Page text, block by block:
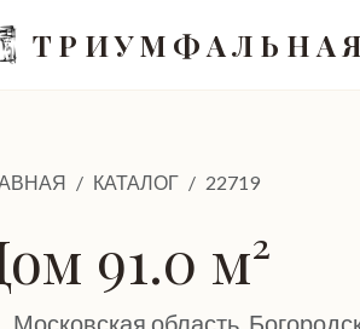
КАТАЛОГ 22719
91.0 м²
Московская область,